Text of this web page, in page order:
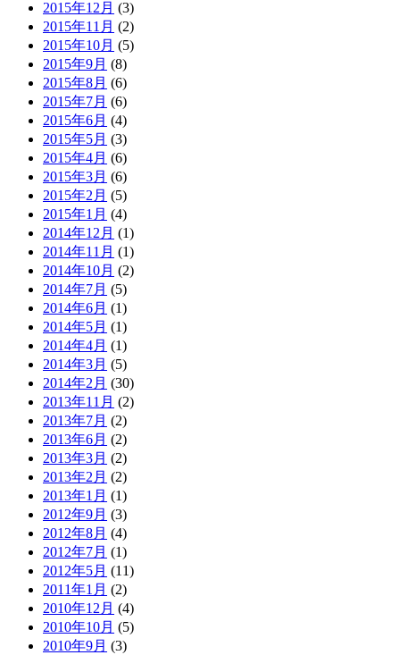
2015年12月 (3)
2015年11月 (2)
2015年10月 (5)
2015年9月 (8)
2015年8月 (6)
2015年7月 (6)
2015年6月 (4)
2015年5月 (3)
2015年4月 (6)
2015年3月 (6)
2015年2月 (5)
2015年1月 (4)
2014年12月 (1)
2014年11月 (1)
2014年10月 (2)
2014年7月 (5)
2014年6月 (1)
2014年5月 (1)
2014年4月 (1)
2014年3月 (5)
2014年2月 (30)
2013年11月 (2)
2013年7月 (2)
2013年6月 (2)
2013年3月 (2)
2013年2月 (2)
2013年1月 (1)
2012年9月 (3)
2012年8月 (4)
2012年7月 (1)
2012年5月 (11)
2011年1月 (2)
2010年12月 (4)
2010年10月 (5)
2010年9月 (3)